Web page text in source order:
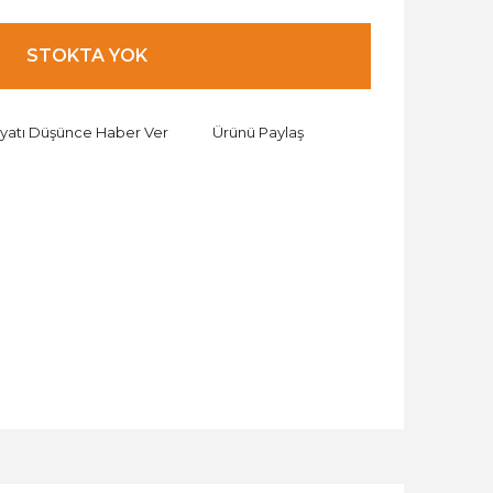
STOKTA YOK
Düşünce Haber Ver Ürünü Paylaş